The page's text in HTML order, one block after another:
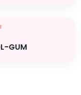
GUM